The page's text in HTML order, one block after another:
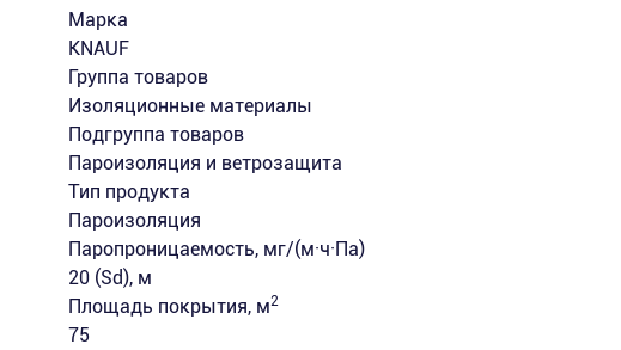
Марка
KNAUF
Группа товаров
Изоляционные материалы
Подгруппа товаров
Пароизоляция и ветрозащита
Тип продукта
Пароизоляция
Паропроницаемость, мг/(м·ч·Па)
20 (Sd), м
Площадь покрытия, м2
75